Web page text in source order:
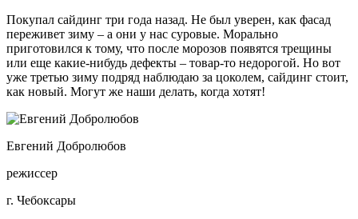
Покупал сайдинг три года назад. Не был уверен, как фасад
переживет зиму – а они у нас суровые. Морально
приготовился к тому, что после морозов появятся трещины
или еще какие-нибудь дефекты – товар-то недорогой. Но вот
уже третью зиму подряд наблюдаю за цоколем, сайдинг стоит,
как новый. Могут же наши делать, когда хотят!
Евгений Добролюбов
режиссер
г. Чебоксары